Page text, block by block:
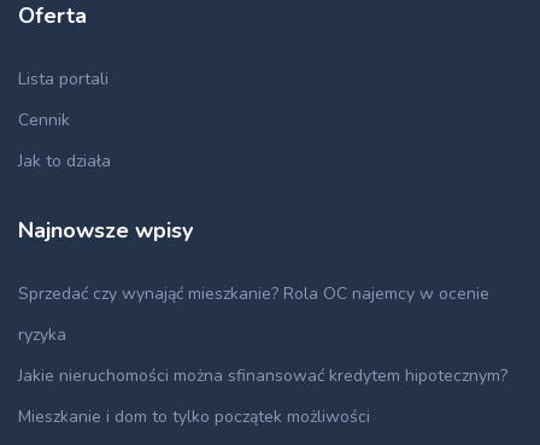
Oferta
Lista portali
Cennik
Jak to działa
Najnowsze wpisy
Sprzedać czy wynająć mieszkanie? Rola OC najemcy w ocenie
ryzyka
Jakie nieruchomości można sfinansować kredytem hipotecznym?
Mieszkanie i dom to tylko początek możliwości